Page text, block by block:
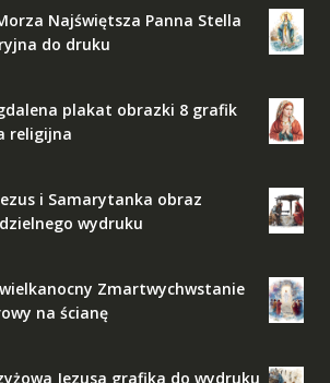
Najświętsza Panna Stella
do druku
plakat obrazki 8 grafik
religijna
i Samarytanka obraz
wydruku
Zmartwychwstanie
na ścianę
Jezusa grafika do wydruku